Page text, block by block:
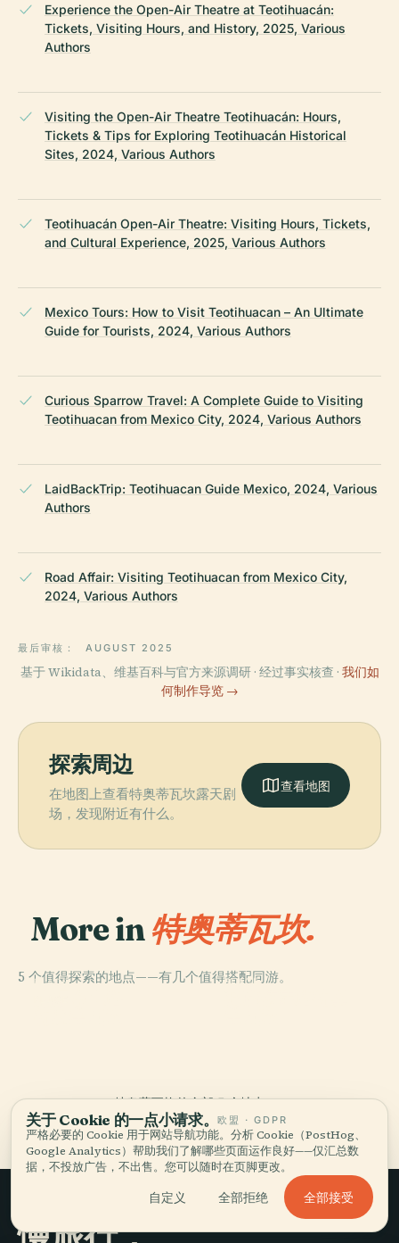
Experience the Open-Air Theatre at Teotihuacán:
Tickets, Visiting Hours, and History, 2025, Various
Authors
Visiting the Open-Air Theatre Teotihuacán: Hours,
Tickets & Tips for Exploring Teotihuacán Historical
Sites, 2024, Various Authors
Teotihuacán Open-Air Theatre: Visiting Hours, Tickets,
and Cultural Experience, 2025, Various Authors
Mexico Tours: How to Visit Teotihuacan – An Ultimate
Guide for Tourists, 2024, Various Authors
Curious Sparrow Travel: A Complete Guide to Visiting
Teotihuacan from Mexico City, 2024, Various Authors
LaidBackTrip: Teotihuacan Guide Mexico, 2024, Various
Authors
Road Affair: Visiting Teotihuacan from Mexico City,
2024, Various Authors
最后审核： AUGUST 2025
基于 Wikidata、维基百科与官方来源调研 · 经过事实核查 · 我们如
何制作导览 →
探索周边
在地图上查看特奥蒂瓦坎露天剧
场，发现附近有什么。
查看地图
More in特奥蒂瓦坎.
5 个值得探索的地点——有几个值得搭配同游。
PLACE PLACE
PLACE
特奥蒂瓦坎的全部 5 个地点
关于 Cookie 的一点小请求。欧盟 · GDPR
严格必要的 Cookie 用于网站导航功能。分析 Cookie（PostHog、
Google Analytics）帮助我们了解哪些页面运作良好——仅汇总数
据，不投放广告，不出售。您可以随时在页脚更改。
自定义 全部拒绝 全部接受